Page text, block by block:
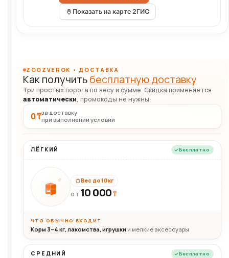
Показать на карте 2ГИС
ZOOZVEROK • ДОСТАВКА
Как получитьбесплатную доставку
Три простых порога по весу и сумме. Скидка применяется
автоматически, промокоды не нужны.
0 ₸за доставку
при выполнении условий
ЛЁГКИЙ Бесплатно
10кг
Вес до 10 кг
ОТ 10 000₸
ЧТО ОБЫЧНО ВХОДИТ
Корм 3–4 кг, лакомства, игрушки и мелкие аксессуары
СРЕДНИЙ Бесплатно